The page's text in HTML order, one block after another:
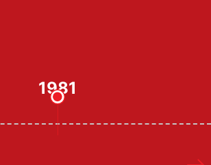
1982